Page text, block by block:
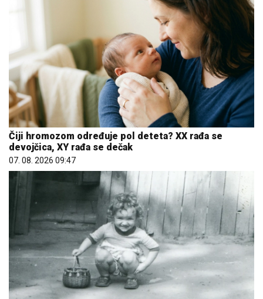
Čiji hromozom određuje pol deteta? XX rađa se
devojčica, XY rađa se dečak
07. 08. 2026 09:47